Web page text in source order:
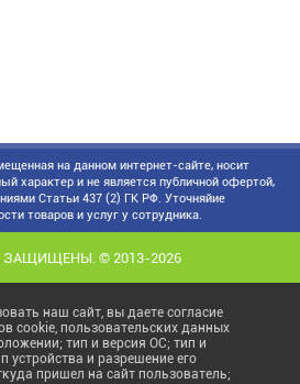
на данном интернет-сайте, носит
характер и не является публичной офертой,
Статьи 437 (2) ГК РФ. Уточняйие
товаров и услуг у сотрудника.
ЗАЩИЩЕНЫ. © 2013-2026
наш сайт, вы даете согласие
cookie, пользовательских данных
тип и версия ОС; тип и
устройства и разрешение его
пришел на сайт пользователь;